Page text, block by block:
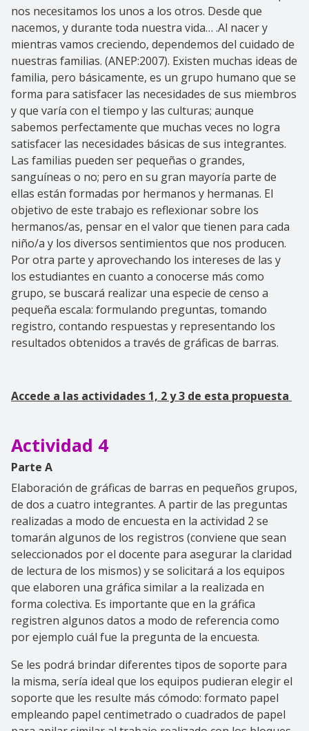
nos necesitamos los unos a los otros. Desde que
nacemos, y durante toda nuestra vida… .Al nacer y
mientras vamos creciendo, dependemos del cuidado de
nuestras familias. (ANEP:2007). Existen muchas ideas de
familia, pero básicamente, es un grupo humano que se
forma para satisfacer las necesidades de sus miembros
y que varía con el tiempo y las culturas; aunque
sabemos perfectamente que muchas veces no logra
satisfacer las necesidades básicas de sus integrantes.
Las familias pueden ser pequeñas o grandes,
sanguíneas o no; pero en su gran mayoría parte de
ellas están formadas por hermanos y hermanas. El
objetivo de este trabajo es reflexionar sobre los
hermanos/as, pensar en el valor que tienen para cada
niño/a y los diversos sentimientos que nos producen.
Por otra parte y aprovechando los intereses de las y
los estudiantes en cuanto a conocerse más como
grupo, se buscará realizar una especie de censo a
pequeña escala: formulando preguntas, tomando
registro, contando respuestas y representando los
resultados obtenidos a través de gráficas de barras.
Accede a las actividades 1, 2 y 3 de esta propuesta
Actividad 4
Parte A
Elaboración de gráficas de barras en pequeños grupos,
de dos a cuatro integrantes. A partir de las preguntas
realizadas a modo de encuesta en la actividad 2 se
tomarán algunos de los registros (conviene que sean
seleccionados por el docente para asegurar la claridad
de lectura de los mismos) y se solicitará a los equipos
que elaboren una gráfica similar a la realizada en
forma colectiva. Es importante que en la gráfica
registren algunos datos a modo de referencia como
por ejemplo cuál fue la pregunta de la encuesta.
Se les podrá brindar diferentes tipos de soporte para
la misma, sería ideal que los equipos pudieran elegir el
soporte que les resulte más cómodo: formato papel
empleando papel centimetrado o cuadrados de papel